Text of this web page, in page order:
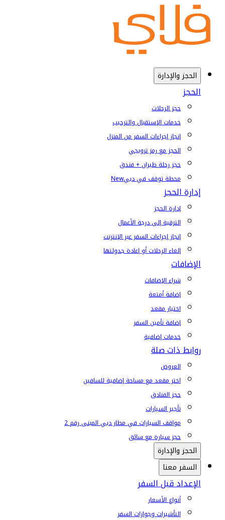
الحجز والإدارة
الحجز
حجز الرحلات
خدمات الإستقبال والترحيب
إنجاز إجراءات السفر من المنزل
الحجز مع رمز ترويجي
حجز رحلة طيران + فندق
محطة توقف في دبيNew
إدارة الحجز
إدارة الحجز
الترقية إلى درجة الأعمال
إنجاز إجراءات السفر عبر الإنترنت
إلغاء الرحلات أو إعادة جدولتها
الإضافات
شراء الإضافات
إضافة أمتعة
اختيار مقعد
إضافة تأمين السفر
خدمات إضافية
روابط ذات صلة
العروض
اختر مقعد مع مساحة إضافية للساقين
حجز الفنادق
تأجير السيارات
مواقف السيارات في مطار دبي المبنى رقم 2
حجز سيارة مع سائق
الحجز والإدارة
السفر معنا
الإعداد قبل السفر
أنواع الأسعار
التأشيرات وجوازات السفر